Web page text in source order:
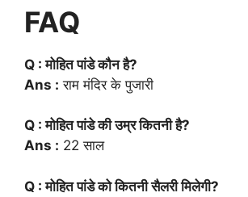
FAQ
Q : मोहित पांडे कौन है?
Ans : राम मंदिर के पुजारी
Q : मोहित पांडे की उम्र कितनी है?
Ans : 22 साल
Q : मोहित पांडे को कितनी सैलरी मिलेगी?